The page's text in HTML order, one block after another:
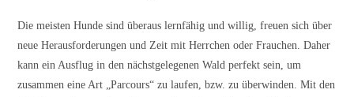
Die meisten Hunde sind überaus lernfähig und willig, freuen sich über
neue Herausforderungen und Zeit mit Herrchen oder Frauchen. Daher
kann ein Ausflug in den nächstgelegenen Wald perfekt sein, um
zusammen eine Art „Parcours“ zu laufen, bzw. zu überwinden. Mit den